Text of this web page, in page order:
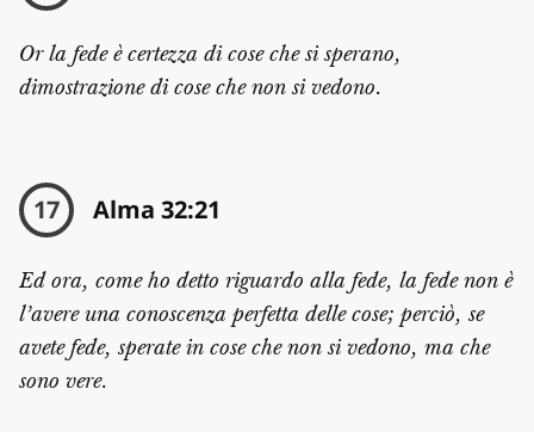
Or la fede è certezza di cose che si sperano,
dimostrazione di cose che non si vedono.
17 Alma 32:21
Ed ora, come ho detto riguardo alla fede, la fede non è
l’avere una conoscenza perfetta delle cose; perciò, se
avete fede, sperate in cose che non si vedono, ma che
sono vere.